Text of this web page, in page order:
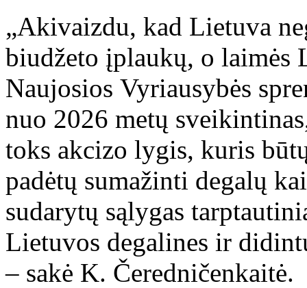
„Akivaizdu, kad Lietuva
biudžeto įplaukų, o laimės
Naujosios Vyriausybės
nuo 2026 metų
toks akcizo lygis, kuris
padėtų sumažinti degalų
sudarytų sąlygas
Lietuvos degalines ir
– sakė K. Čeredničenkaitė.